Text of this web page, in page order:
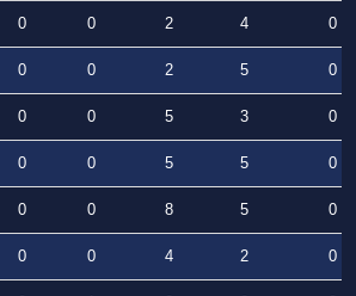
0 0 2 4
0
0 0 2 5
0
0 0 5 3
0
0 0 5 5
0
0 0 8 5
0
0 0 4 2
0